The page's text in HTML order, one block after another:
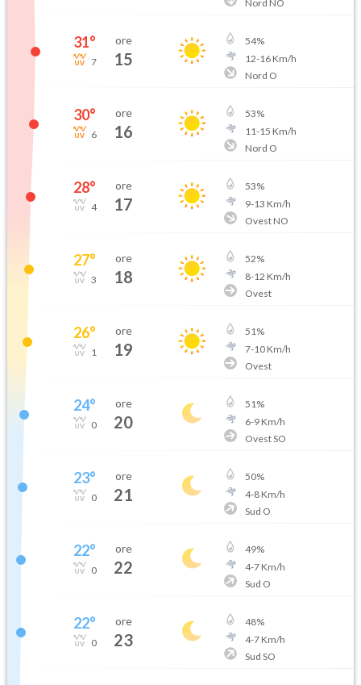
Nord NO
31°
7
ore
15
54%
12-16Km/h
Nord O
30°
6
ore
16
53%
11-15 Km/h
Nord O
28°
4
ore
17
53%
9-13 Km/h
Ovest NO
27°
3
ore
18
52%
8-12 Km/h
Ovest
26°
1
ore
19
51%
7-10Km/h
Ovest
24°
0
ore
20
51%
6-9Km/h
Ovest SO
23°
0
ore
21
50%
4-8Km/h
Sud O
22°
0
ore
22
49%
4-7Km/h
Sud O
22°
0
ore
23
48%
4-7Km/h
Sud SO